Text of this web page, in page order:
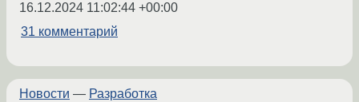
16.12.2024 11:02:44 +00:00
31 комментарий
Новости — Разработка